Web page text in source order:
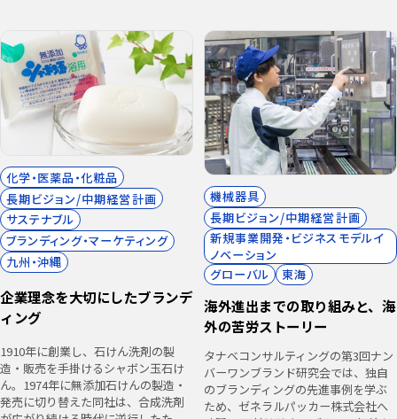
化学・医薬品・化粧品
長期ビジョン/中期経営計画
サステナブル
ブランディング・マーケティング
九州・沖縄
企業理念を大切にしたブランデ
ィング
1910年に創業し、石けん洗剤の製
造・販売を手掛けるシャボン玉石け
ん。1974年に無添加石けんの製造・
発売に切り替えた同社は、合成洗剤
機械器具
長期ビジョン/中期経営計画
新規事業開発・ビジネスモデルイ
ノベーション
グローバル
東海
海外進出までの取り組みと、海
外の苦労ストーリー
タナベコンサルティングの第3回ナン
バーワンブランド研究会では、独自
のブランディングの先進事例を学ぶ
ため、ゼネラルパッカー株式会社へ